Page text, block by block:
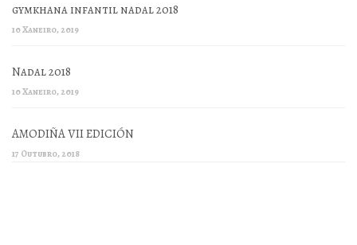
gymkhana infantil nadal 2018
10 Xaneiro, 2019
Nadal 2018
10 Xaneiro, 2019
AMODIÑA VII EDICIÓN
17 Outubro, 2018